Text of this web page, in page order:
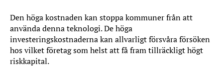
Den höga kostnaden kan stoppa kommuner från att
använda denna teknologi. De höga
investeringskostnaderna kan allvarligt försvåra försöken
hos vilket företag som helst att få fram tillräckligt högt
riskkapital.